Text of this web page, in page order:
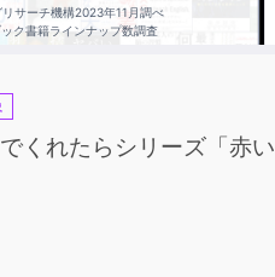
サーチ機構2023年11月調べ
ク書籍ラインナップ数調査
くれたらシリーズ「赤い